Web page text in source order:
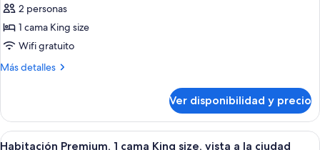
Floor,
in
Shwr)
clásica,
1
cama
size,
la
ciudad
2 personas
1 cama King size
Wifi gratuito
Más detalles
Más
clásica,
cama
Ver disponibilidad y precio
Ver
Habitación de hotel con una cama
3
Habitación Premium, 1 cama King size, vista a la ciudad